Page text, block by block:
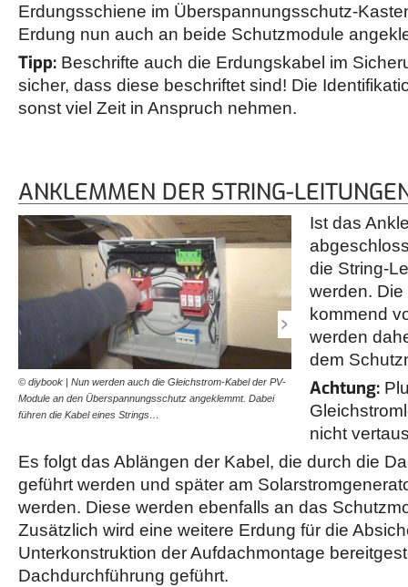
Erdungsschiene im Überspannungsschutz-
Erdung nun auch an beide Schutzmodule
Tipp: Beschrifte auch die Erdungskabel im
sicher, dass diese beschriftet sind! Die
sonst viel Zeit in Anspruch nehmen.
ANKLEMMEN DER STRING-
© diybook | Nun werden auch die Gleichstrom-Kabel der PV-
Module an den Überspannungsschutz angeklemmt. Dabei
führen die Kabel eines Strings…
© diybook | Die vom
Kabel der Strings
auf das Dach geleitet.…
Ist das
die String-
werden.
kommend
werden
dem
Achtung:
nicht
Es folgt das Ablängen der Kabel, die durch die
geführt werden und später am
werden. Diese werden ebenfalls an das
Zusätzlich wird eine weitere Erdung für die
Unterkonstruktion der Aufdachmontage
Dachdurchführung geführt.